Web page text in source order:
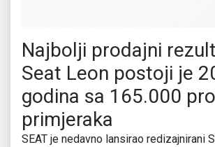
Najbolji prodajni
Seat Leon postoji je
godina sa 165.000
primjeraka
SEAT je nedavno lansirao redizajnirani